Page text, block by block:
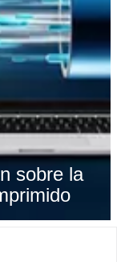
sobre la